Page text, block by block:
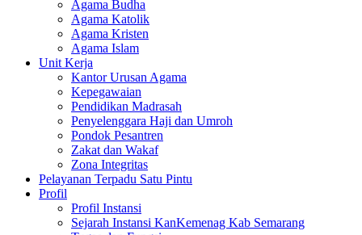
Agama Budha
Agama Katolik
Agama Kristen
Agama Islam
Unit Kerja
Kantor Urusan Agama
Kepegawaian
Pendidikan Madrasah
Penyelenggara Haji dan Umroh
Pondok Pesantren
Zakat dan Wakaf
Zona Integritas
Pelayanan Terpadu Satu Pintu
Profil
Profil Instansi
Sejarah Instansi KanKemenag Kab Semarang